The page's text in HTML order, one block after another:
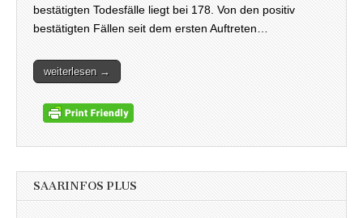
bestätigten Todesfälle liegt bei 178. Von den positiv
bestätigten Fällen seit dem ersten Auftreten…
weiterlesen →
SAARINFOS PLUS